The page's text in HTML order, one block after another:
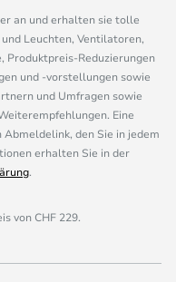
an und erhalten sie tolle
Leuchten, Ventilatoren,
Produktpreis-Reduzierungen
und -vorstellungen sowie
und Umfragen sowie
Eine
den Sie in jedem
erhalten Sie in der
.
von CHF 229.